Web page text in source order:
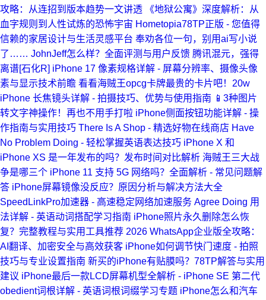
攻略：从连招到版本趋势一文讲透
《地狱公寓》深度解析：从
血字规则到人性试炼的恐怖宇宙 Hometopia78TP正版 - 您值得
信赖的家居设计与生活灵感平台 奉劝各位一句，别用ai写小说
了…… JohnJeff怎么样？全面评测与用户反馈 腾讯混元，强得
离谱[石化R] iPhone 17 像素规格详解 - 屏幕分辨率、摄像头像
素与显示技术前瞻 看看海贼王opcg卡牌最贵的卡片吧！20w
iPhone 长焦镜头详解 - 拍摄技巧、优势与使用指南 📱3种图片
转文字神操作！再也不用手打啦 iPhone侧面按钮功能详解 - 操
作指南与实用技巧 There Is A Shop - 精选好物在线商店 Have
No Problem Doing - 轻松掌握英语表达技巧 iPhone X 和
iPhone XS 是一年发布的吗？发布时间对比解析 海贼王三大战
争是哪三个 iPhone 11 支持 5G 网络吗？全面解析 - 常见问题解
答 iPhone屏幕镜像没反应？原因分析与解决方法大全
SpeedLinkPro加速器 - 高速稳定网络加速服务 Agree Doing 用
法详解 - 英语动词搭配学习指南 iPhone照片永久删除怎么恢
复？完整教程与实用工具推荐 2026 WhatsApp企业版全攻略：
AI翻译、加密安全与高效获客 iPhone如何调节快门速度 - 拍照
技巧与专业设置指南 新买的iPhone有贴膜吗？78TP解答与实用
建议 iPhone最后一款LCD屏幕机型全解析 - iPhone SE 第二代
obedient词根详解 - 英语词根词缀学习专题 iPhone怎么和汽车